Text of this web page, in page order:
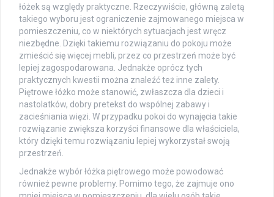
łóżek są względy praktyczne. Rzeczywiście, główną zaletą
takiego wyboru jest ograniczenie zajmowanego miejsca w
pomieszczeniu, co w niektórych sytuacjach jest wręcz
niezbędne. Dzięki takiemu rozwiązaniu do pokoju może
zmieścić się więcej mebli, przez co przestrzeń może być
lepiej zagospodarowana. Jednakże oprócz tych
praktycznych kwestii można znaleźć też inne zalety.
Piętrowe łóżko może stanowić, zwłaszcza dla dzieci i
nastolatków, dobry pretekst do wspólnej zabawy i
zacieśniania więzi. W przypadku pokoi do wynajęcia takie
rozwiązanie zwiększa korzyści finansowe dla właściciela,
który dzięki temu rozwiązaniu lepiej wykorzystał swoją
przestrzeń.
Jednakże wybór łóżka piętrowego może powodować
również pewne problemy. Pomimo tego, że zajmuje ono